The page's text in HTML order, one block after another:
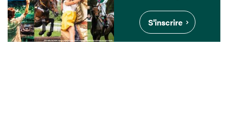
S'inscrire